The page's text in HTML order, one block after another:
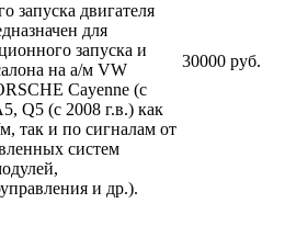
запуска двигателя
для
запуска и
на а/м VW
Cayenne (с
Q5 (с 2008 г.в.) как
так и по сигналам от
систем
и др.).
30000 руб.